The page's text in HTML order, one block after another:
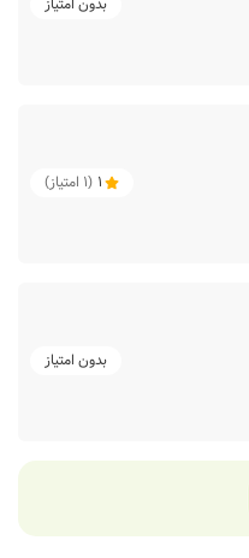
بدون امتیاز
1
(
1 امتیاز)
بدون امتیاز